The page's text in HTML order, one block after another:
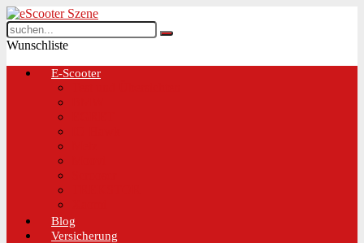
Wunschliste
E-Scooter
Blog
Versicherung